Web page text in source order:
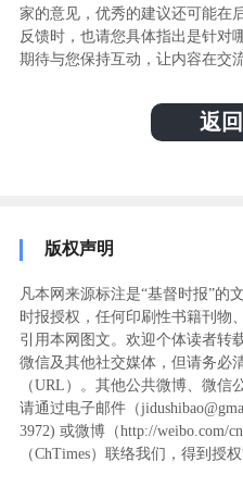
家的意见，优秀的建议还可能在
反馈时，也请您具体指出是针对
期待与您保持互动，让内容在交
返
版权声明
凡本网来源标注是“基督时报”的
时报授权，任何印刷性书籍刊物
引用本网图文。欢迎个体读者转
微信及其他社交媒体，但请务必
（URL）。其他公共微博、微信
请通过电子邮件（
3972) ‬或微博（http://weibo.com/
（ChTimes）联络我们，得到授